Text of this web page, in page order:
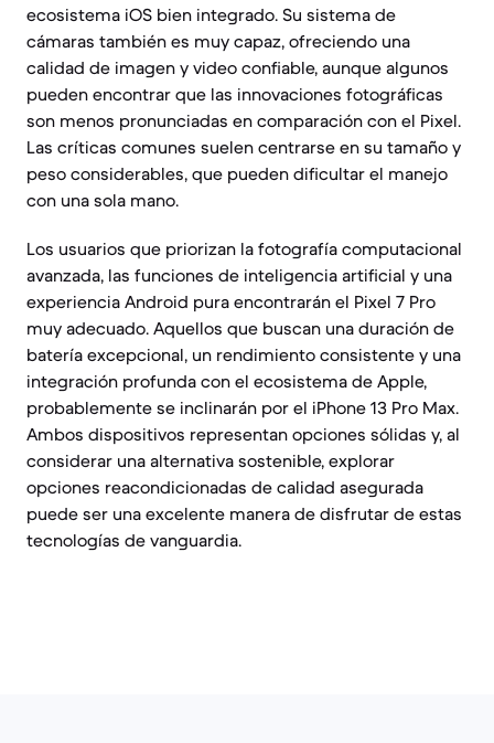
ecosistema iOS bien integrado. Su sistema de
cámaras también es muy capaz, ofreciendo una
calidad de imagen y video confiable, aunque algunos
pueden encontrar que las innovaciones fotográficas
son menos pronunciadas en comparación con el Pixel.
Las críticas comunes suelen centrarse en su tamaño y
peso considerables, que pueden dificultar el manejo
con una sola mano.
Los usuarios que priorizan la fotografía computacional
avanzada, las funciones de inteligencia artificial y una
experiencia Android pura encontrarán el Pixel 7 Pro
muy adecuado. Aquellos que buscan una duración de
batería excepcional, un rendimiento consistente y una
integración profunda con el ecosistema de Apple,
probablemente se inclinarán por el iPhone 13 Pro Max.
Ambos dispositivos representan opciones sólidas y, al
considerar una alternativa sostenible, explorar
opciones reacondicionadas de calidad asegurada
puede ser una excelente manera de disfrutar de estas
tecnologías de vanguardia.